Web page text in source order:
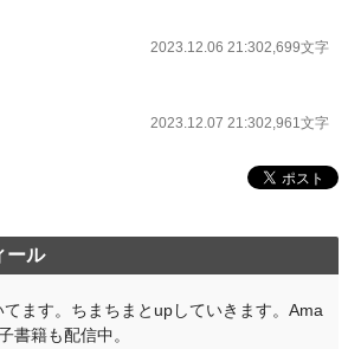
2023.12.06 21:302,699文字
2023.12.07 21:302,961文字
ール
ます。ちまちまとupしていきます。Ama
書籍も配信中。